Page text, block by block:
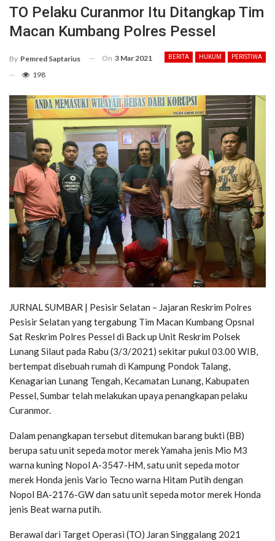
TO Pelaku Curanmor Itu Ditangkap Tim
Macan Kumbang Polres Pessel
BERITA HUKUM PERISTIWA
By Pemred Saptarius On 3 Mar 2021
198
JURNAL SUMBAR | Pesisir Selatan – Jajaran Reskrim Polres
Pesisir Selatan yang tergabung Tim Macan Kumbang Opsnal
Sat Reskrim Polres Pessel di Back up Unit Reskrim Polsek
Lunang Silaut pada Rabu (3/3/2021) sekitar pukul 03.00 WIB,
bertempat disebuah rumah di Kampung Pondok Talang,
Kenagarian Lunang Tengah, Kecamatan Lunang, Kabupaten
Pessel, Sumbar telah melakukan upaya penangkapan pelaku
Curanmor.
Dalam penangkapan tersebut ditemukan barang bukti (BB)
berupa satu unit sepeda motor merek Yamaha jenis Mio M3
warna kuning Nopol A-3547-HM, satu unit sepeda motor
merek Honda jenis Vario Tecno warna Hitam Putih dengan
Nopol BA-2176-GW dan satu unit sepeda motor merek Honda
jenis Beat warna putih.
Berawal dari Target Operasi (TO) Jaran Singgalang 2021